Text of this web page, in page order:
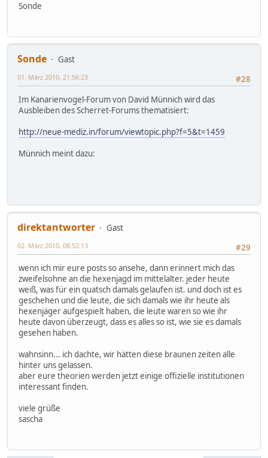
Sonde
Sonde
Gast
#28
01. März 2010, 21:56:23
Im Kanarienvogel-Forum von David Münnich wird das
Ausbleiben des Scherret-Forums thematisiert:
http://neue-mediz.in/forum/viewtopic.php?f=5&t=1459
Münnich meint dazu:
direktantworter
Gast
#29
02. März 2010, 08:52:13
wenn ich mir eure posts so ansehe, dann erinnert mich das
zweifelsohne an die hexenjagd im mittelalter. jeder heute
weiß, was für ein quatsch damals gelaufen ist. und doch ist es
geschehen und die leute, die sich damals wie ihr heute als
hexenjäger aufgespielt haben, die leute waren so wie ihr
heute davon überzeugt, dass es alles so ist, wie sie es damals
gesehen haben.
wahnsinn... ich dachte, wir hätten diese braunen zeiten alle
hinter uns gelassen.
aber eure theorien werden jetzt einige offizielle institutionen
interessant finden.
viele grüße
sascha